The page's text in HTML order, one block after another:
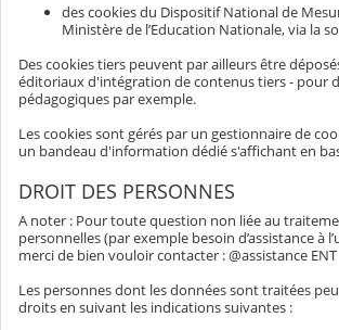
des cookies du Dispositif National de
Ministère de l’Education Nationale, via la
Des cookies tiers peuvent par ailleurs être
éditoriaux d'intégration de contenus tiers - pour
pédagogiques par exemple.
Les cookies sont gérés par un gestionnaire de
un bandeau d'information dédié s'affichant en
DROIT DES PERSONNES
A noter : Pour toute question non liée au
personnelles (par exemple besoin d’assistance à
merci de bien vouloir contacter : @assistance ENT
Les personnes dont les données sont traitées
droits en suivant les indications suivantes :